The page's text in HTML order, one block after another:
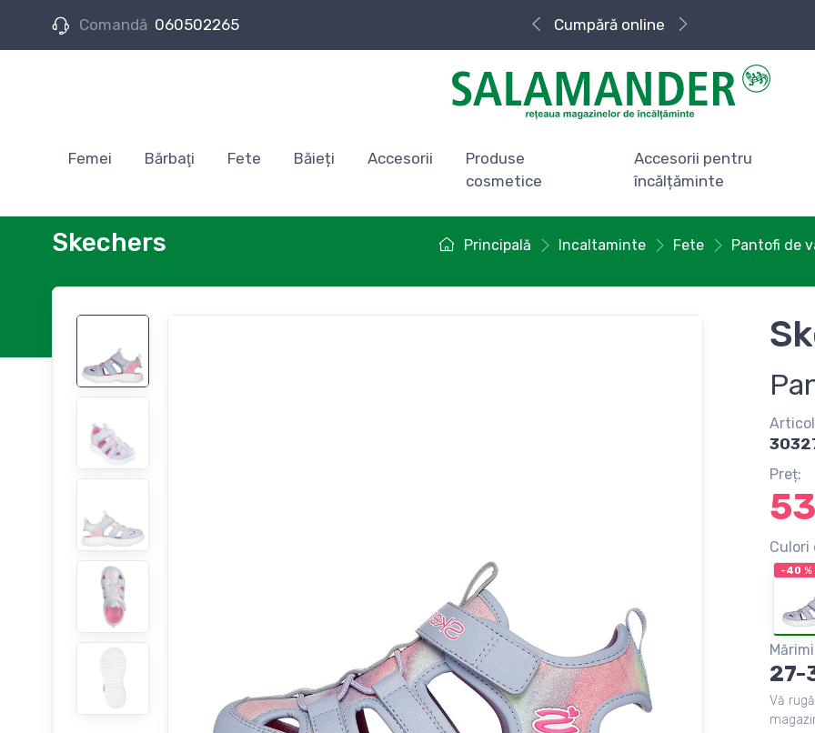
Comandă 060502265
Cumpără
online
Livrare rapidă
Femei Bărbaţi Fete Băieți Accesorii
Produse
cosmetice
Accesorii pentru
încălțăminte
Principală Incaltaminte Fete Pantofi de
Skechers
Preț:
Culori
-40 %
27-
Vă